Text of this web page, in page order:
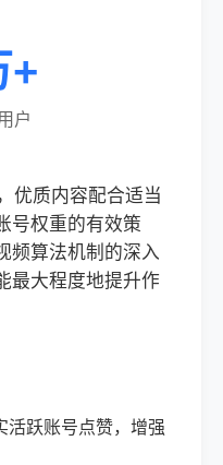
+
户
优质内容配合适当
号权重的有效策
频算法机制的深入
最大程度地提升作
活跃账号点赞，增强